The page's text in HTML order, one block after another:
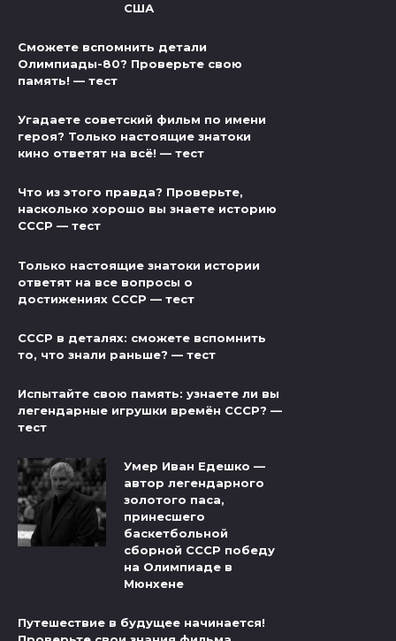
США
Сможете вспомнить детали
Олимпиады-80? Проверьте свою
память! — тест
Угадаете советский фильм по имени
героя? Только настоящие знатоки
кино ответят на всё! — тест
Что из этого правда? Проверьте,
насколько хорошо вы знаете историю
СССР — тест
Только настоящие знатоки истории
ответят на все вопросы о
достижениях СССР — тест
СССР в деталях: сможете вспомнить
то, что знали раньше? — тест
Испытайте свою память: узнаете ли вы
легендарные игрушки времён СССР? —
тест
Умер Иван Едешко —
автор легендарного
золотого паса,
принесшего
баскетбольной
сборной СССР победу
на Олимпиаде в
Мюнхене
Путешествие в будущее начинается!